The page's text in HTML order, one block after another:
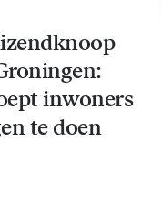
inwoners
te doen